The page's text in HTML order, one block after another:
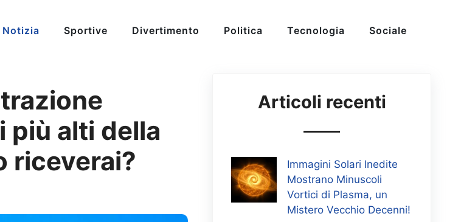
Notizia Sportive Divertimento Politica Tecnologia Sociale
più alti della
riceverai?
Articoli recenti
Immagini Solari Inedite
Mostrano Minuscoli
Vortici di Plasma, un
Mistero Vecchio Decenni!